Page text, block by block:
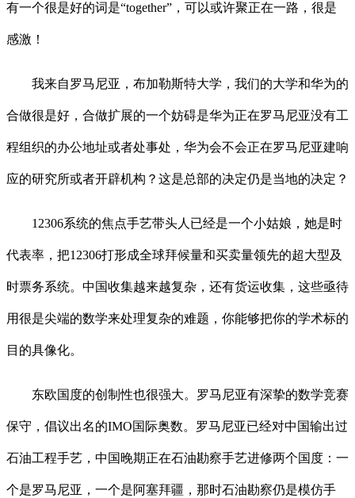
有一个很是好的词是“together”，可以或许聚正在一路，很是
感激！
我来自罗马尼亚，布加勒斯特大学，我们的大学和华为的
合做很是好，合做扩展的一个妨碍是华为正在罗马尼亚没有工
程组织的办公地址或者处事处，华为会不会正在罗马尼亚建响
应的研究所或者开辟机构？这是总部的决定仍是当地的决定？
12306系统的焦点手艺带头人已经是一个小姑娘，她是时
代表率，把12306打形成全球拜候量和买卖量领先的超大型及
时票务系统。中国收集越来越复杂，还有货运收集，这些亟待
用很是尖端的数学来处理复杂的难题，你能够把你的学术标的
目的具像化。
东欧国度的创制性也很强大。罗马尼亚有深挚的数学竞赛
保守，倡议出名的IMO国际奥数。罗马尼亚已经对中国输出过
石油工程手艺，中国晚期正在石油勘察手艺进修两个国度：一
个是罗马尼亚，一个是阿塞拜疆，那时石油勘察仍是模仿手